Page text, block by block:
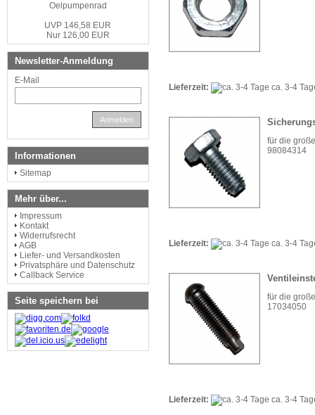
Lieferzeit: ca. 3-4
für die
98084314
Lieferzeit: ca. 3-4
für die
17034050
Lieferzeit: ca. 3-4
Oelpumpenrad
UVP 146,58 EUR
Nur 126,00 EUR
Newsletter-Anmeldung
E-Mail
Anmelden
Informationen
Sitemap
Mehr über...
Impressum
Kontakt
Widerrufsrecht
AGB
Liefer- und Versandkosten
Privatsphäre und Datenschutz
Callback Service
Seite speichern bei